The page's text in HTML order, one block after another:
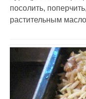
посолить,
растительным